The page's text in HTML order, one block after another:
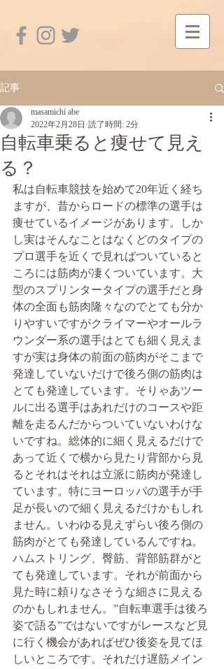
記事
自転車乗ると痩せて見え
る？
masamichi abe
2022年2月28日 読了時間: 2分
私は自転車競技を始めて20年近く経ち
ますが、昔からロードの標準の選手は
痩せているイメージがあります。しか
し実はそんなことはなくどのタイプの
プロ選手を近くで見ればついていると
ころには筋肉が凄くついています。大
型のスプリンタータイプの選手だと身
体の全面も筋肉隆々なのでとても分か
りやすいですがクライマーやオールラ
ウンダー系の選手はとても細く見えま
すが実は身体の前面の筋肉がそこまで
発達していないだけで後ろ側の筋肉は
とても発達しています。そりゃあツー
ルに出る選手はあれだけのコースや距
離を走るんだからついていないわけな
いですね。総体的に細く見えるだけで
あって近くで横から見たり背部から見
るとそれはそれは立派に筋肉が発達し
ています。特にヨーロッパの選手が手
足が長いので細く見えるだけかもしれ
ません。いわゆる見えずらい後ろ側の
筋肉がとても発達しているんですね。
ハムストリング、臀筋、背部筋群がと
ても発達しています。それが前面から
見た時に頼りなさそうな細さに見える
のかもしれません。”自転車選手は後ろ
姿で語る”ではないですがレースなど見
に行く機会があればぜひ後姿を見てほ
しいところです。それだけ遅筋メイン